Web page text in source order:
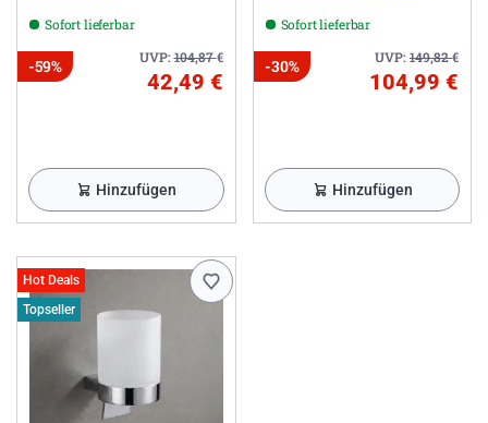
Sofort lieferbar
UVP:104,87€
-59%
42,49 €
Hinzufügen
Sofort lieferbar
UVP:149,82€
-30%
104,99 €
Hinzufügen
Hot Deals
Topseller